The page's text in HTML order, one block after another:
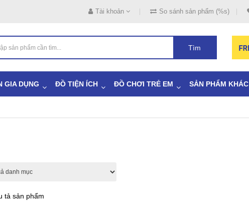
Tài khoản So sánh sản phẩm (%s)
Tìm
GIA DỤNG ĐỒ TIỆN ÍCH ĐỒ CHƠI TRẺ EM SẢN PHẨM KHÁC
tả sản phẩm